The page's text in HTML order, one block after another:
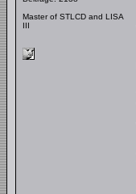
Master of STLCD and LISA
III